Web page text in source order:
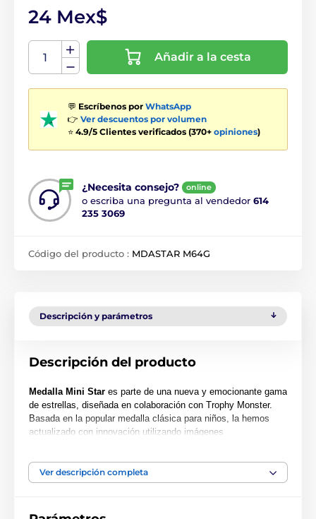
24 Mex$
Añadir a la cesta
💬 Escríbenos por WhatsApp
👉 Ver descuentos por volumen
⭐ 4.9/5 Clientes verificados (370+ opiniones)
¿Necesita consejo? online
o escriba una pregunta al vendedor 614
235 3069
Código del producto : MDASTAR M64G
Descripción y parámetros
Descripción del producto
Medalla Mini Star es parte de una nueva y emocionante gama
de estrellas, diseñada en colaboración con Trophy Monster.
Basada en la popular medalla clásica para niños, la hemos
actualizado con innovación utilizando imágenes
Cortada en una forma especial, esta medalla presenta una
Ver descripción completa